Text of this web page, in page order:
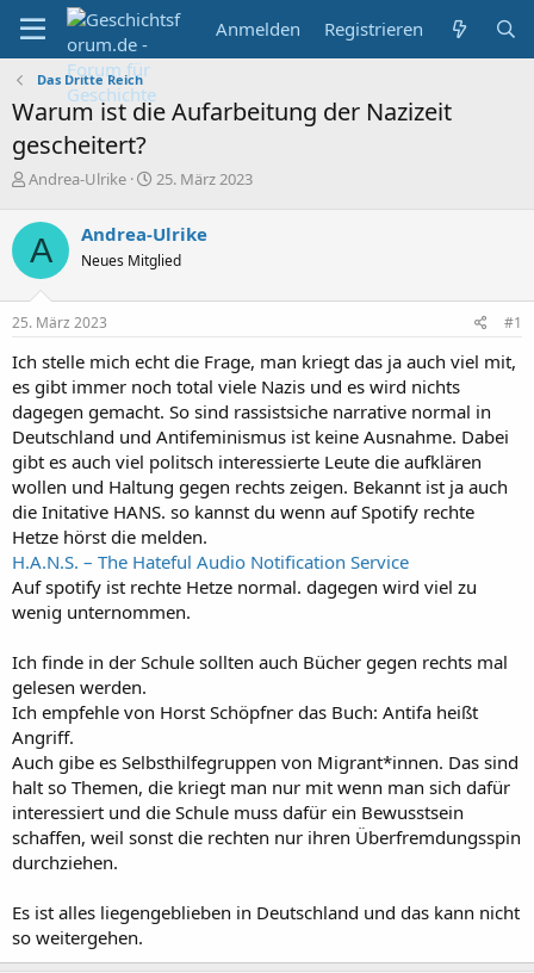
Anmelden Registrieren
Das Dritte Reich
Warum ist die Aufarbeitung der Nazizeit
gescheitert?
E
s
e
l
l
e
Andrea-Ulrike
E
t
e
l
m
25. März 2023
A Andrea-Ulrike
Neues Mitglied
25. März 2023 #1
Ich stelle mich echt die Frage, man kriegt das ja auch viel mit,
es gibt immer noch total viele Nazis und es wird nichts
dagegen gemacht. So sind rassistsiche narrative normal in
Deutschland und Antifeminismus ist keine Ausnahme. Dabei
gibt es auch viel politsch interessierte Leute die aufklären
wollen und Haltung gegen rechts zeigen. Bekannt ist ja auch
die Initative HANS. so kannst du wenn auf Spotify rechte
Hetze hörst die melden.
H.A.N.S. – The Hateful Audio Notification Service
Auf spotify ist rechte Hetze normal. dagegen wird viel zu
wenig unternommen.
Ich finde in der Schule sollten auch Bücher gegen rechts mal
gelesen werden.
Ich empfehle von Horst Schöpfner das Buch: Antifa heißt
Angriff.
Auch gibe es Selbsthilfegruppen von Migrant*innen. Das sind
halt so Themen, die kriegt man nur mit wenn man sich dafür
interessiert und die Schule muss dafür ein Bewusstsein
schaffen, weil sonst die rechten nur ihren Überfremdungsspin
durchziehen.
Es ist alles liegengeblieben in Deutschland und das kann nicht
so weitergehen.